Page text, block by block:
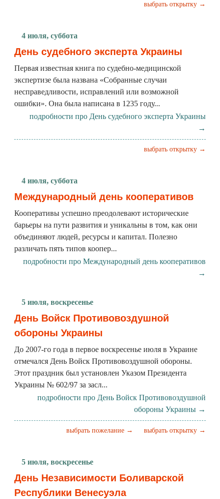
выбрать открытку →
4 июля, суббота
День судебного эксперта Украины
Первая известная книга по судебно-медицинской
экспертизе была названа «Собранные случаи
несправедливости, исправлений или возможной
ошибки». Она была написана в 1235 году...
подробности про День судебного эксперта Украины
→
выбрать открытку →
4 июля, суббота
Международный день кооперативов
Кооперативы успешно преодолевают исторические
барьеры на пути развития и уникальны в том, как они
объединяют людей, ресурсы и капитал. Полезно
различать пять типов коопер...
подробности про Международный день кооперативов
→
5 июля, воскресенье
День Войск Противовоздушной
обороны Украины
До 2007-го года в первое воскресенье июля в Украине
отмечался День Войск Противовоздушной обороны.
Этот праздник был установлен Указом Президента
Украины № 602/97 за засл...
подробности про День Войск Противовоздушной
обороны Украины →
выбрать открытку →
выбрать пожелание →
5 июля, воскресенье
День Независимости Боливарской
Республики Венесуэла